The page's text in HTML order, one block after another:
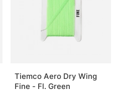
Tiemco Aero Dry Wing
Fine - Fl. Green